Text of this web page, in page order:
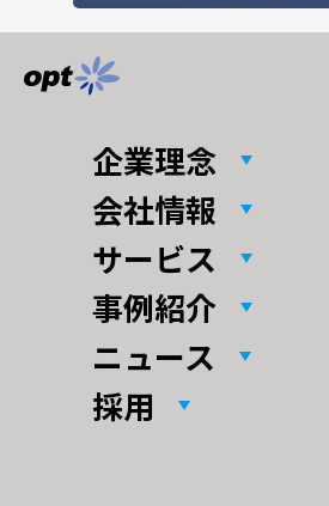
企業理念
会社情報
サービス
事例紹介
ニュース
採用